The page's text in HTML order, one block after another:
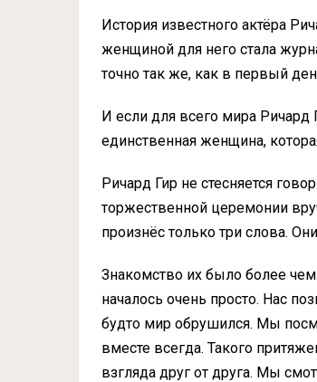
История известного актёра
женщиной для него стала
точно так же, как в первый
И если для всего мира Ричард
единственная женщина,
Ричард Гир не стесняется
торжественной церемонии
произнёс только три слова.
Знакомство их было более
началось очень просто. Нас
будто мир обрушился. Мы
вместе всегда. Такого
взгляда друг от друга. Мы